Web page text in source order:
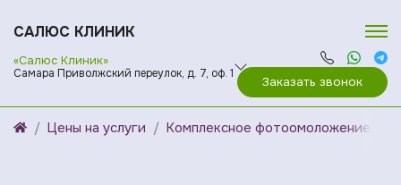
САЛЮС КЛИНИК
«Салюс Клиник»
Самара Приволжский переулок, д. 7, оф. 1
Заказать звонок
Цены на услуги Комплексное фотоомоложение